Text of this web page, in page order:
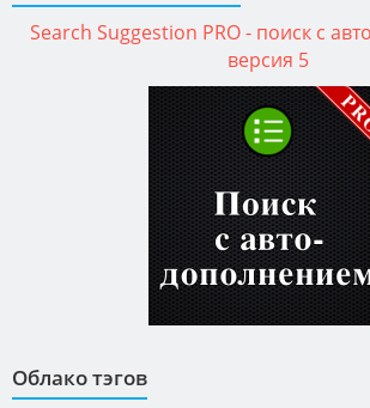
Search Suggestion PRO - поиск с
версия 5
Облако тэгов